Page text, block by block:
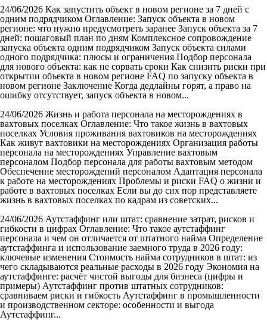
24/06/2026 Как запустить объект в новом регионе за 7 дней с
одним подрядчиком Оглавление: Запуск объекта в новом
регионе: что нужно предусмотреть заранее Запуск объекта за 7
дней: пошаговый план по дням Комплексное сопровождение
запуска объекта одним подрядчиком Запуск объекта силами
одного подрядчика: плюсы и ограничения Подбор персонала
для нового объекта: как не сорвать сроки Как снизить риски при
открытии объекта в новом регионе FAQ по запуску объекта в
новом регионе Заключение Когда дедлайны горят, а право на
ошибку отсутствует, запуск объекта в новом...
24/06/2026 Жизнь и работа персонала на месторождениях в
вахтовых поселках Оглавление: Что такое жизнь в вахтовых
поселках Условия проживания вахтовиков на месторождениях
Как живут вахтовики на месторождениях Организация работы
персонала на месторождениях Управление вахтовым
персоналом Подбор персонала для работы вахтовым методом
Обеспечение месторождений персоналом Адаптация персонала
к работе на месторождениях Проблемы и риски FAQ о жизни и
работе в вахтовых поселках Если вы до сих пор представляете
жизнь в вахтовых поселках по кадрам из советских...
24/06/2026 Аутстаффинг или штат: сравнение затрат, рисков и
гибкости в цифрах Оглавление: Что такое аутстаффинг
персонала и чем он отличается от штатного найма Определение
аутстаффинга и использование заемного труда в 2026 году:
ключевые изменения Стоимость найма сотрудников в штат: из
чего складываются реальные расходы в 2026 году Экономия на
аутстаффинге: расчёт чистой выгоды для бизнеса (цифры и
примеры) Аутстаффинг против штатных сотрудников:
сравниваем риски и гибкость Аутстаффинг в промышленности
и производственном секторе: особенности и выгода
Аутстаффинг...